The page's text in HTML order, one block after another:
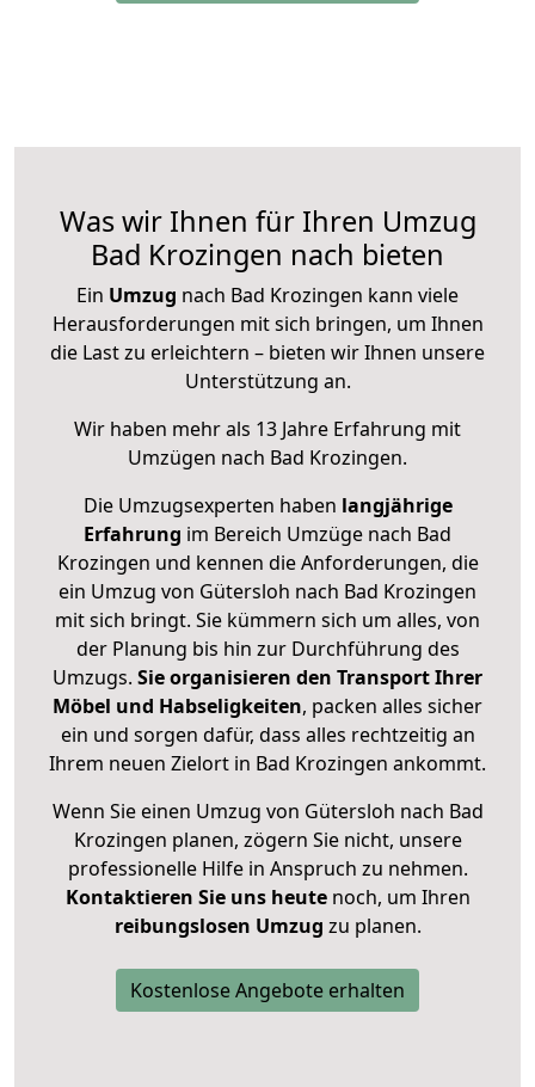
Was wir Ihnen für Ihren Umzug
Bad Krozingen nach bieten
Ein Umzug nach Bad Krozingen kann viele
Herausforderungen mit sich bringen, um Ihnen
die Last zu erleichtern – bieten wir Ihnen unsere
Unterstützung an.
Wir haben mehr als 13 Jahre Erfahrung mit
Umzügen nach Bad Krozingen.
Die Umzugsexperten haben langjährige
Erfahrung im Bereich Umzüge nach Bad
Krozingen und kennen die Anforderungen, die
ein Umzug von Gütersloh nach Bad Krozingen
mit sich bringt. Sie kümmern sich um alles, von
der Planung bis hin zur Durchführung des
Umzugs. Sie organisieren den Transport Ihrer
Möbel und Habseligkeiten, packen alles sicher
ein und sorgen dafür, dass alles rechtzeitig an
Ihrem neuen Zielort in Bad Krozingen ankommt.
Wenn Sie einen Umzug von Gütersloh nach Bad
Krozingen planen, zögern Sie nicht, unsere
professionelle Hilfe in Anspruch zu nehmen.
Kontaktieren Sie uns heutenoch, um Ihren
reibungslosen Umzug zu planen.
Kostenlose Angebote erhalten